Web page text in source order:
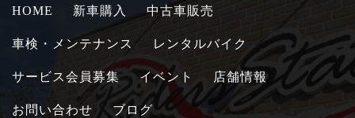
HOME 新車購入 中古車販売
車検・メンテナンス レンタルバイク
サービス会員募集 イベント 店舗情報
お問い合わせ ブログ